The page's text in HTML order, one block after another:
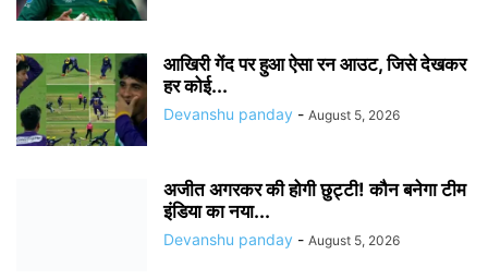
आखिरी गेंद पर हुआ ऐसा रन आउट, जिसे देखकर
हर कोई...
Devanshu panday - August 5, 2026
अजीत अगरकर की होगी छुट्टी! कौन बनेगा टीम
इंडिया का नया...
Devanshu panday - August 5, 2026